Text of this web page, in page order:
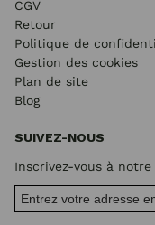
CGV
Retour
Politique de
Gestion des cookies
Plan de site
Blog
SUIVEZ-NOUS
Inscrivez-vous à